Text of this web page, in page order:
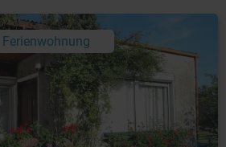
Ferienwohnung